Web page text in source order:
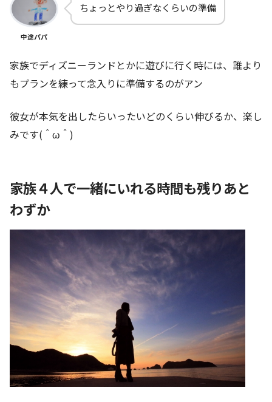
中途パパ
ちょっとやり過ぎなくらいの準備
家族でディズニーランドとかに遊びに行く時には、誰より
もプランを練って念入りに準備するのがアン
彼女が本気を出したらいったいどのくらい伸びるか、楽し
みです(＾ω＾)
家族４人で一緒にいれる時間も残りあと
わずか